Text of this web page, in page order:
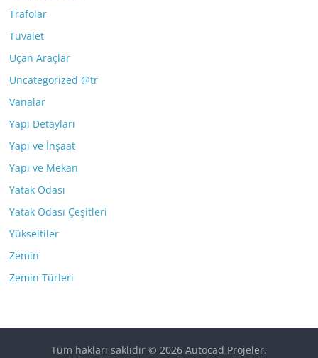
Trafolar
Tuvalet
Uçan Araçlar
Uncategorized @tr
Vanalar
Yapı Detayları
Yapı ve İnşaat
Yapı ve Mekan
Yatak Odası
Yatak Odası Çeşitleri
Yükseltiler
Zemin
Zemin Türleri
Tüm hakları saklıdır © 2026 Autocad Projeler.